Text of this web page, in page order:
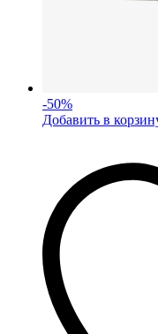
-50%
Добавить в